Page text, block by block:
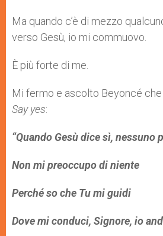
Ma quando c’è di mezzo
verso Gesù, io mi commuovo.
È più forte di me.
Mi fermo e ascolto Beyoncé
Say yes:
“Quando Gesù dice sì, nessuno
Non mi preoccupo di niente
Perché so che Tu mi guidi
Dove mi conduci, Signore, io